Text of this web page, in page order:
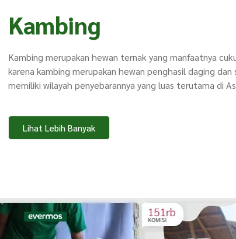
Kambing
Kambing merupakan hewan ternak yang manfaatnya
karena kambing merupakan hewan penghasil daging dan
memiliki wilayah penyebarannya yang luas terutama di
Lihat Lebih Banyak